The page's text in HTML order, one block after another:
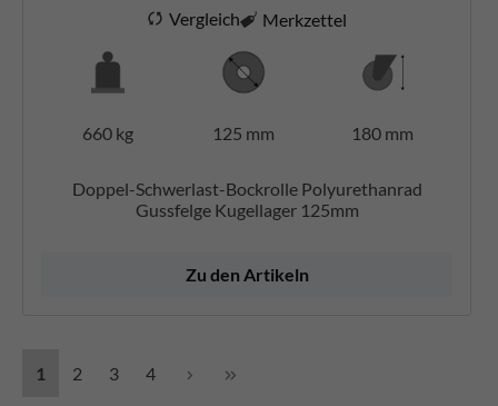
Vergleich Merkzettel
660 kg 125 mm 180 mm
Doppel-Schwerlast-Bockrolle Polyurethanrad
Gussfelge Kugellager 125mm
Zu den Artikeln
1 2 3 4